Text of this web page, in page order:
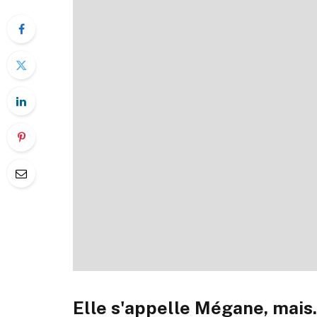
Elle s'appelle Mégane,